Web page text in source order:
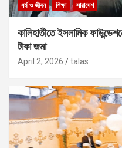
ধর্ম ও জীবন শিক্ষা সারাদেশ
কালিহাতীতে ইসলামিক
টাকা জমা
April 2, 2026 talas